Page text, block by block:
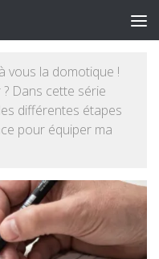
vous la domotique !
Dans cette série
différentes étapes
pour équiper ma